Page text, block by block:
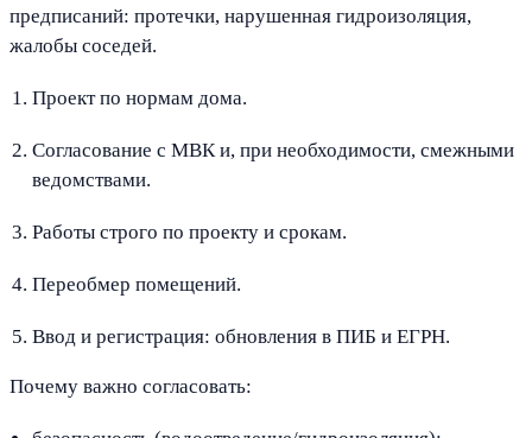
предписаний: протечки, нарушенная гидроизоляция,
жалобы соседей.
Проект по нормам дома.
Согласование с МВК и, при необходимости, смежными
ведомствами.
Работы строго по проекту и срокам.
Переобмер помещений.
Ввод и регистрация: обновления в ПИБ и ЕГРН.
Почему важно согласовать: